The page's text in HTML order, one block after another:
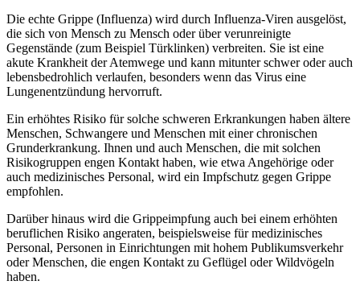
Die echte Grippe (Influenza) wird durch Influenza-Viren ausgelöst,
die sich von Mensch zu Mensch oder über verunreinigte
Gegenstände (zum Beispiel Türklinken) verbreiten. Sie ist eine
akute Krankheit der Atemwege und kann mitunter schwer oder auch
lebensbedrohlich verlaufen, besonders wenn das Virus eine
Lungenentzündung hervorruft.
Ein erhöhtes Risiko für solche schweren Erkrankungen haben ältere
Menschen, Schwangere und Menschen mit einer chronischen
Grunderkrankung. Ihnen und auch Menschen, die mit solchen
Risikogruppen engen Kontakt haben, wie etwa Angehörige oder
auch medizinisches Personal, wird ein Impfschutz gegen Grippe
empfohlen.
Darüber hinaus wird die Grippeimpfung auch bei einem erhöhten
beruflichen Risiko angeraten, beispielsweise für medizinisches
Personal, Personen in Einrichtungen mit hohem Publikumsverkehr
oder Menschen, die engen Kontakt zu Geflügel oder Wildvögeln
haben.